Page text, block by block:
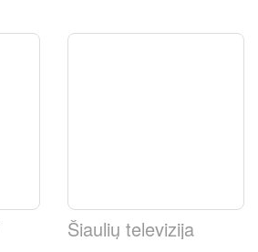
Šiaulių televizija